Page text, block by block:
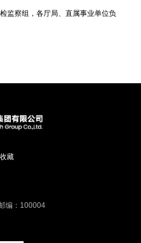
察组，各厅局、直属事业单位负
藏
编：100004